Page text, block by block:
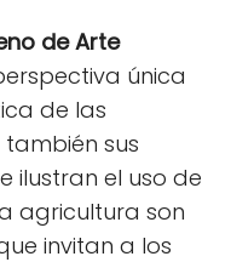
de Arte
única
de las
también sus
ilustran el uso de
agricultura son
invitan a los